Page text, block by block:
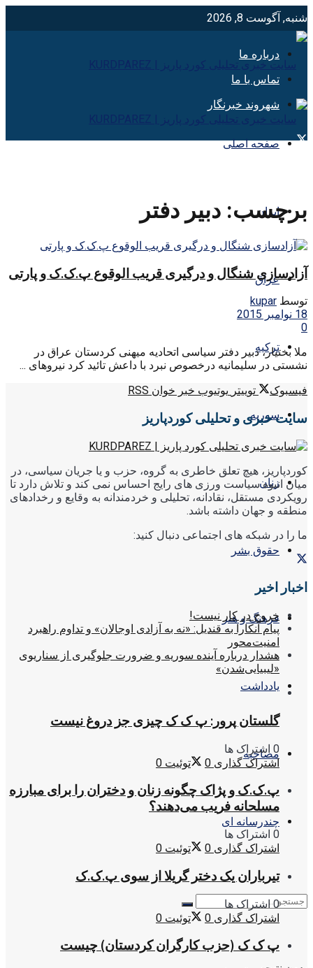
شنبه, آگوست 8, 2026
درباره ما
تماس با ما
شهروند خبرنگار
صفحه اصلی
ایران
عراق
ترکیه
سوریه
زنان
حقوق بشر
فرهنگ و هنر
یادداشت
مصاحبه
چندرسانه ای
برچسب: دبیر دفتر
آزادسازی شنگال و درگیری قریب الوقوع پ.ک.ک و پارتی
توسط kupar
18 نوامبر 2015
0
ملا بختیار، دبیر دفتر سیاسی اتحادیه میهنی کردستان عراق در
نشستی در سلیمانیه درخصوص نبرد با داعش تائید کرد نیروهای ...
فیسبوک
توییتر یوتیوب خبر خوان RSS
سایت خبری و تحلیلی کوردپاریز
کوردپاریز، هیچ تعلق خاطری به گروه، حزب و یا جریان سیاسی، در
میان انبوه سیاست ورزی های رایج احساس نمی کند و تلاش دارد تا
رویکردی مستقل، نقادانه، تحلیلی و خردمندانه به وقایع و رخدادهای
منطقه و جهان داشته باشد.
ما را در شبکه های اجتماعی دنبال کنید:
اخبار اخیر
خروج در کار نیست!
پیام آنکارا به قندیل: «نه به آزادی اوجالان» و تداوم راهبرد
امنیت‌محور
هشدار درباره آینده سوریه و ضرورت جلوگیری از سناریوی
«لیبیایی‌شدن»
گلستان پرور: پ ک ک چیزی جز دروغ نیست
0 اشتراک ها
اشتراک گذاری 0 توئیت 0
پ.ک.ک و پژاک چگونه زنان و دختران را برای مبارزه
مسلحانه فریب می‌دهند؟
0 اشتراک ها
اشتراک گذاری 0 توئیت 0
تیرباران یک دختر گریلا از سوی پ.ک.ک
0 اشتراک ها
اشتراک گذاری 0 توئیت 0
پ ک ک (حزب کارگران کردستان) چیست